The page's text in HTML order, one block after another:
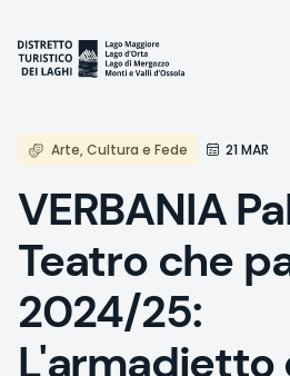
contenu
principal
Arte, Cultura e Fede 21 MAR
VERBANIA
Teatro che
2024/25:
L'armadietto